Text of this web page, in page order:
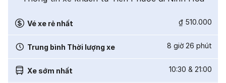
Vé xe rẻ nhất ₫ 510.000
Trung bình Thời lượng xe 8 giờ 26 phút
Xe sớm nhất 10:30 & 21:00